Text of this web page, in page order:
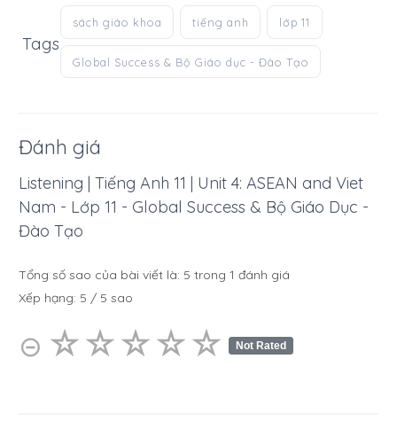
Tags
sách giáo khoa tiếng anh lớp 11
Global Success & Bộ Giáo dục - Đào Tạo
Đánh giá
Listening | Tiếng Anh 11 | Unit 4: ASEAN and Viet
Nam - Lớp 11 - Global Success & Bộ Giáo Dục -
Đào Tạo
Tổng số sao của bài viết là: 5 trong 1 đánh giá
Xếp hạng: 5 / 5 sao
⊝ ☆☆☆☆☆
★★★★★ Not Rated